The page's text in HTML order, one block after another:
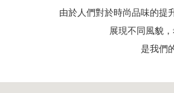
由於人們對於時尚品味的提
展現不同風貌
是我們